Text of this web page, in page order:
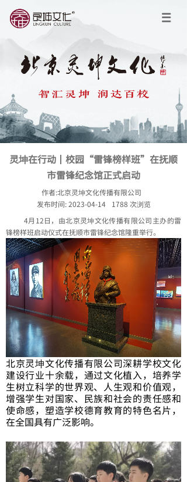
灵坤在行动丨校园“雷锋榜样班”在抚顺
市雷锋纪念馆正式启动
作者:北京灵坤文化传播有限公司
发布时间:2023-04-14 1788 次浏览
4月12日，由北京灵坤文化传播有限公司主办的雷
锋榜样班启动仪式在抚顺市雷锋纪念馆隆重举行。
北京灵坤文化传播有限公司深耕学校文化
建设行业十余载，通过文化植入，培养学
生树立科学的世界观、人生观和价值观，
增强学生对国家、民族和社会的责任感和
使命感，塑造学校德育教育的特色名片，
在全国具有广泛影响。